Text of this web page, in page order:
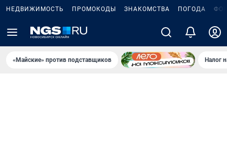
НЕДВИЖИМОСТЬ ПРОМОКОДЫ ЗНАКОМСТВА ПОГОДА
«Майские» против подставщиков Налог